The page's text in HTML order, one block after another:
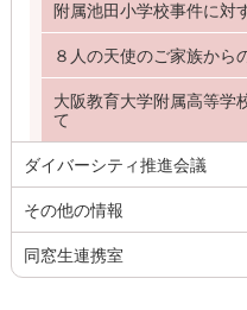
附属池田小学校事件に対
８人の天使のご家族から
大阪教育大学附属高等学
て
ダイバーシティ推進会議
その他の情報
同窓生連携室